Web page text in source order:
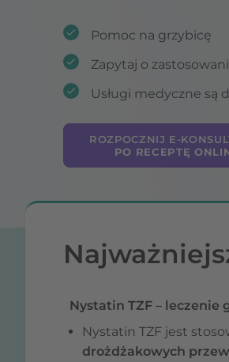
Pomoc na grzybicę
Zapytaj o
Usługi medyczne są
ROZPOCZNIJ E-
PO RECEPTĘ
Nystatin TZF – leczenie
Nystatin TZF jest
drożdżakowych